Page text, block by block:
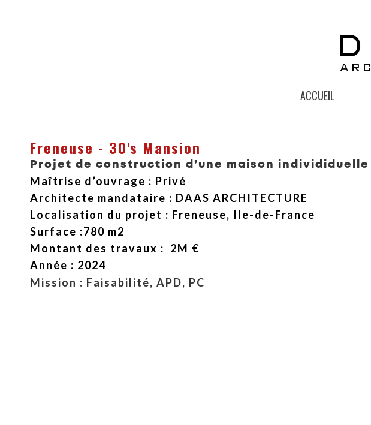
ACCUEIL
Freneuse - 30's Mansion
Projet de construction d’une maison individiduelle
Maîtrise d’ouvrage : Privé
Architecte mandataire : DAAS ARCHITECTURE
Localisation du projet : Freneuse, Ile-de-France
Surface :780 m2
Montant des travaux : 2M €
Année : 2024
Mission : Faisabilité, APD, PC